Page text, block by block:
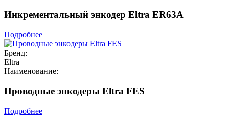
Инкрементальный энкодер Eltra ER63A
Подробнее
Бренд:
Eltra
Наименование:
Проводные энкодеры Eltra FES
Подробнее